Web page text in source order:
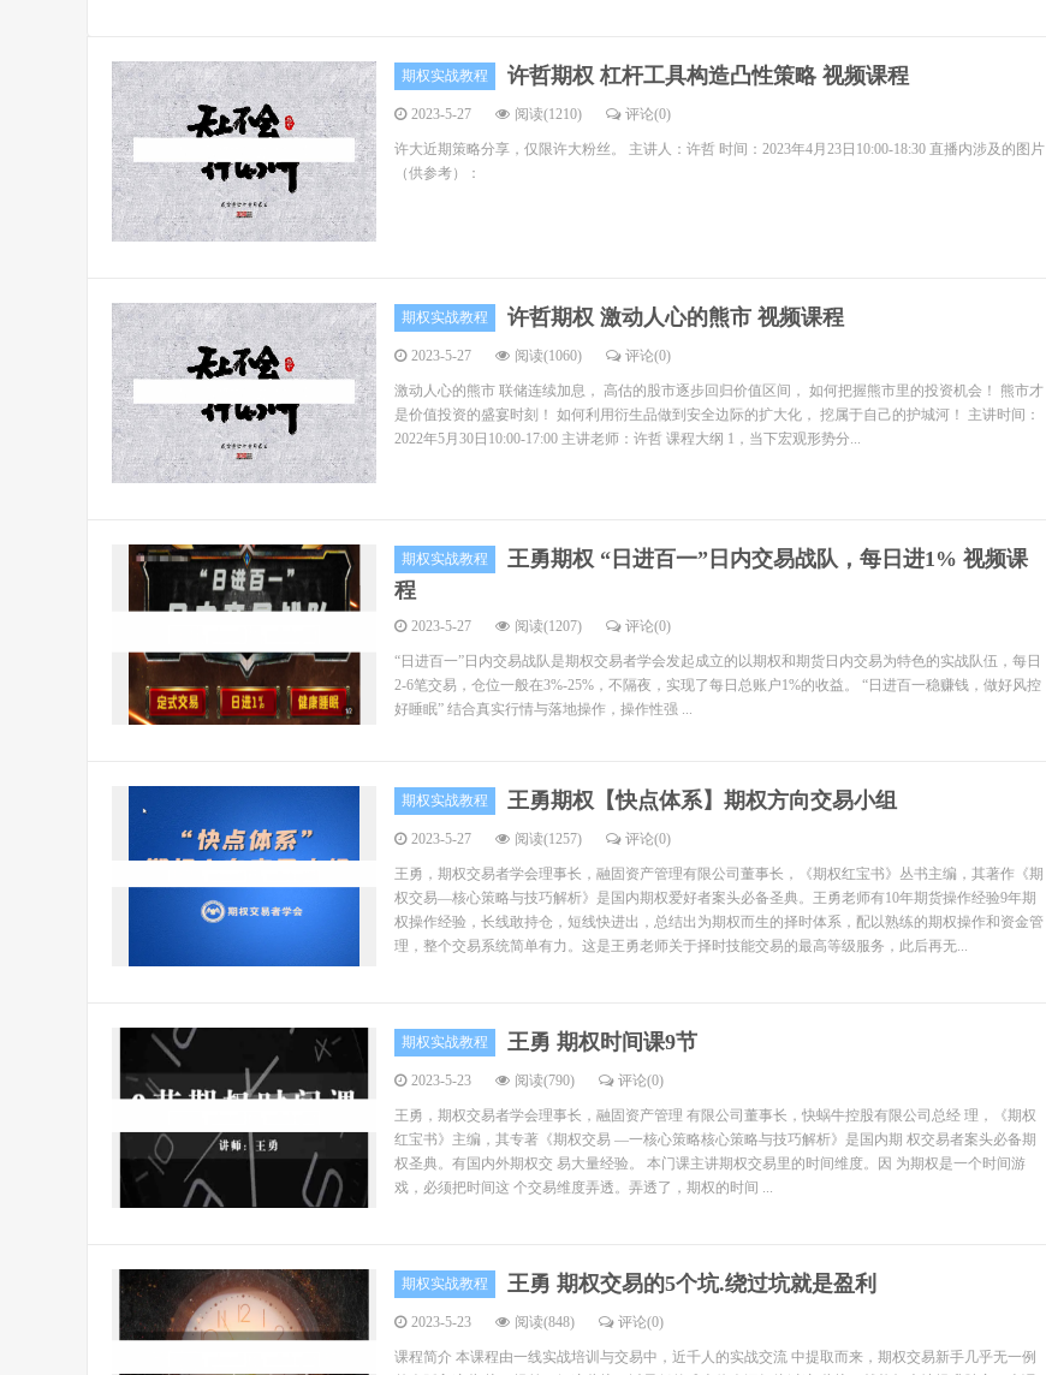
期权实战教程 许哲期权 杠杆工具构造凸性策略 视频课程
2023-5-27 阅读(1210) 评论(0)
许大近期策略分享，仅限许大粉丝。 主讲人：许哲 时间：2023年4月23日10:00-18:30 直播内涉及的图片
（供参考）：
期权实战教程 许哲期权 激动人心的熊市 视频课程
2023-5-27 阅读(1060) 评论(0)
激动人心的熊市 联储连续加息， 高估的股市逐步回归价值区间， 如何把握熊市里的投资机会！ 熊市才
是价值投资的盛宴时刻！ 如何利用衍生品做到安全边际的扩大化， 挖属于自己的护城河！ 主讲时间：
2022年5月30日10:00-17:00 主讲老师：许哲 课程大纲 1，当下宏观形势分...
期权实战教程
王勇期权 “日进百一”日内交易战队，每日进1% 视频课
程
2023-5-27 阅读(1207) 评论(0)
“日进百一”日内交易战队是期权交易者学会发起成立的以期权和期货日内交易为特色的实战队伍，每日
2-6笔交易，仓位一般在3%-25%，不隔夜，实现了每日总账户1%的收益。 “日进百一稳赚钱，做好风控
好睡眠” 结合真实行情与落地操作，操作性强 ...
期权实战教程 王勇期权【快点体系】期权方向交易小组
2023-5-27 阅读(1257) 评论(0)
王勇，期权交易者学会理事长，融固资产管理有限公司董事长，《期权红宝书》丛书主编，其著作《期
权交易—核心策略与技巧解析》是国内期权爱好者案头必备圣典。王勇老师有10年期货操作经验9年期
权操作经验，长线敢持仓，短线快进出，总结出为期权而生的择时体系，配以熟练的期权操作和资金管
理，整个交易系统简单有力。这是王勇老师关于择时技能交易的最高等级服务，此后再无...
期权实战教程 王勇 期权时间课9节
2023-5-23 阅读(790) 评论(0)
王勇，期权交易者学会理事长，融固资产管理 有限公司董事长，快蜗牛控股有限公司总经 理，《期权
红宝书》主编，其专著《期权交易 —一核心策略核心策略与技巧解析》是国内期 权交易者案头必备期
权圣典。有国内外期权交 易大量经验。 本门课主讲期权交易里的时间维度。因 为期权是一个时间游
戏，必须把时间这 个交易维度弄透。弄透了，期权的时间 ...
期权实战教程 王勇 期权交易的5个坑.绕过坑就是盈利
2023-5-23 阅读(848) 评论(0)
课程简介 本课程由一线实战培训与交易中，近千人的实战交流 中提取而来，期权交易新手几乎无一例